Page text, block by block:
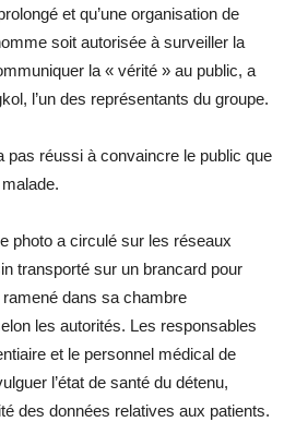
et qu’une organisation de
soit autorisée à surveiller la
la « vérité » au public, a
l’un des représentants du groupe.
pas réussi à convaincre le public que
photo a circulé sur les réseaux
transporté sur un brancard pour
dans sa chambre
les autorités. Les responsables
et le personnel médical de
l’état de santé du détenu,
des données relatives aux patients.